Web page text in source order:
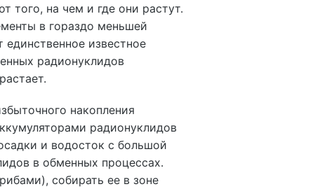
того, на чем и где они растут.
в гораздо меньшей
известное
радионуклидов
накопления
радионуклидов
и водосток с большой
в обменных процессах.
собирать ее в зоне